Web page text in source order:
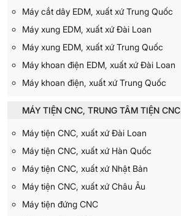
Máy cắt dây EDM, xuất xứ Trung Quốc
Máy xung EDM, xuất xứ Đài Loan
Máy xung EDM, xuất xứ Trung Quốc
Máy khoan điện EDM, xuất xứ Đài Loan
Máy khoan điện, xuất xứ Trung Quốc
MÁY TIỆN CNC, TRUNG TÂM TIỆN CNC
Máy tiện CNC, xuất xứ Đài Loan
Máy tiện CNC, xuất xứ Hàn Quốc
Máy tiện CNC, xuất xứ Nhật Bản
Máy tiện CNC, xuất xứ Châu Âu
Máy tiện đứng CNC